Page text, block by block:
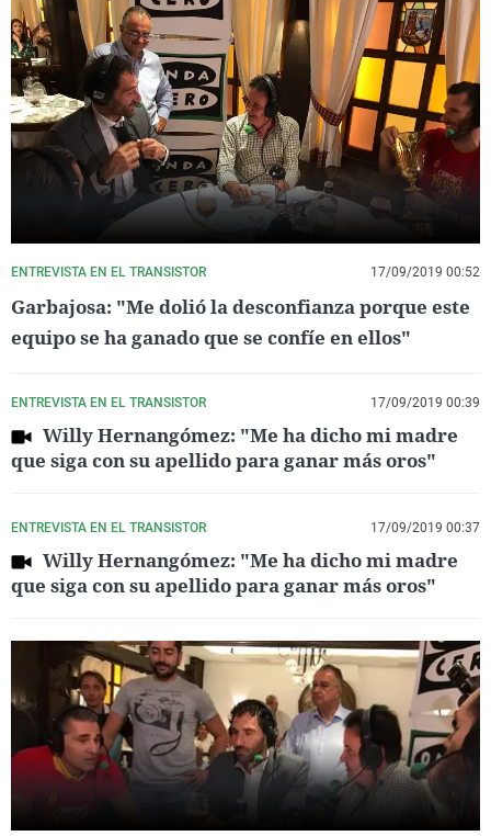
ENTREVISTA EN EL TRANSISTOR 17/09/2019 00:52
Garbajosa: "Me dolió la desconfianza porque este
equipo se ha ganado que se confíe en ellos"
ENTREVISTA EN EL TRANSISTOR 17/09/2019 00:39
Willy Hernangómez: "Me ha dicho mi madre
que siga con su apellido para ganar más oros"
ENTREVISTA EN EL TRANSISTOR 17/09/2019 00:37
Willy Hernangómez: "Me ha dicho mi madre
que siga con su apellido para ganar más oros"